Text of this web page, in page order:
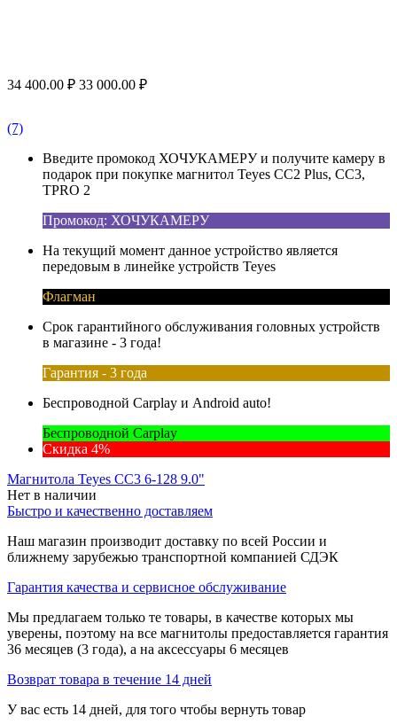
34 400.00 ₽ 33 000.00 ₽
(7)
Введите промокод ХОЧУКАМЕРУ и получите камеру в
подарок при покупке магнитол Teyes CC2 Plus, CC3,
TPRO 2
Промокод: ХОЧУКАМЕРУ
На текущий момент данное устройство является
передовым в линейке устройств Teyes
Флагман
Срок гарантийного обслуживания головных устройств
в магазине - 3 года!
Гарантия - 3 года
Беспроводной Carplay и Android auto!
Беспроводной Carplay
Скидка 4%
Магнитола Teyes CC3 6-128 9.0"
Нет в наличии
Быстро и качественно доставляем
Наш магазин производит доставку по всей России и
ближнему зарубежью транспортной компанией СДЭК
Гарантия качества и сервисное обслуживание
Мы предлагаем только те товары, в качестве которых мы
уверены, поэтому на все магнитолы предоставляется гарантия
36 месяцев (3 года), а на аксессуары 6 месяцев
Возврат товара в течение 14 дней
У вас есть 14 дней, для того чтобы вернуть товар